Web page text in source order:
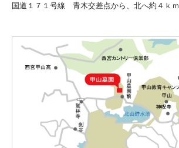
国道１７１号線 青木交差点から、北へ約４ｋｍ